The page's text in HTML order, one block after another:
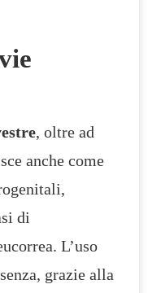
, oltre ad
anche come
di
L’uso
grazie alla